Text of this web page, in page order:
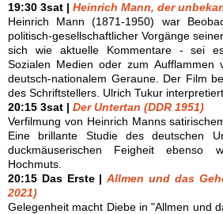
19:30 3sat | Heinrich Mann, der
Heinrich Mann (1871-1950) war
politisch-gesellschaftlicher Vorgänge
sich wie aktuelle Kommentare - sei
Sozialen Medien oder zum Aufflammen
deutsch-nationalem Geraune. Der Film
des Schriftstellers. Ulrich Tukur
20:15 3sat | Der Untertan (DDR 1951)
Verfilmung von Heinrich Manns
Eine brillante Studie des deutschen
duckmäuserischen Feigheit ebenso
Hochmuts.
20:15 Das Erste |Allmen und das
2021)
Gelegenheit macht Diebe in "Allmen und